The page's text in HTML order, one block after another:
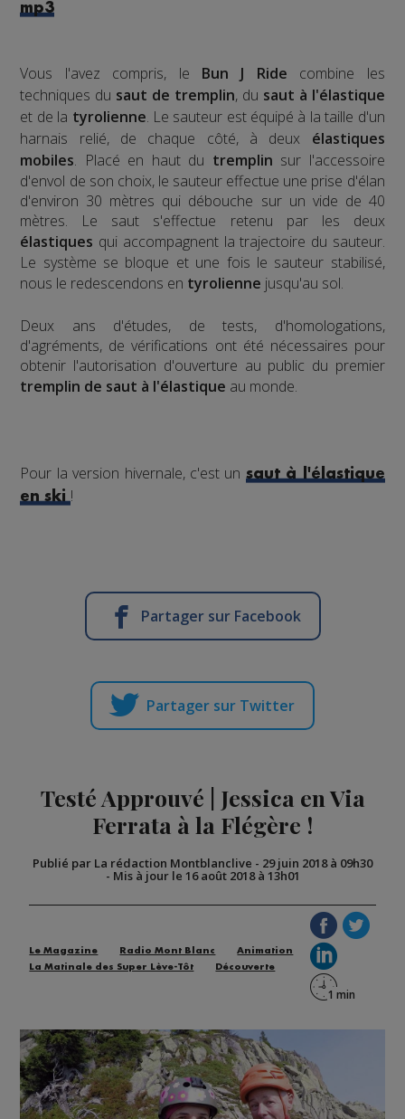
mp3
Vous l'avez compris, le Bun J Ride combine les
techniques du saut de tremplin, du saut à l'élastique
et de la tyrolienne. Le sauteur est équipé à la taille d'un
harnais relié, de chaque côté, à deux élastiques
mobiles. Placé en haut du tremplin sur l'accessoire
d'envol de son choix, le sauteur effectue une prise d'élan
d'environ 30 mètres qui débouche sur un vide de 40
mètres. Le saut s'effectue retenu par les deux
élastiques qui accompagnent la trajectoire du sauteur.
Le système se bloque et une fois le sauteur stabilisé,
nous le redescendons en tyrolienne jusqu'au sol.
​Deux ans d'études, de tests, d'homologations,
d'agréments, de vérifications ont été nécessaires pour
obtenir l'autorisation d'ouverture au public du premier
tremplin de saut à l'élastique au monde.
Pour la version hivernale, c'est un saut à l'élastique
en ski!
Partager sur Facebook
Partager sur Twitter
Testé Approuvé | Jessica en Via
Ferrata à la Flégère !
Publié par La rédaction Montblanclive - 29 juin 2018 à 09h30
- Mis à jour le 16 août 2018 à 13h01
Le Magazine Radio Mont Blanc
Animation
La Matinale des Super Lève-Tôt
Découverte